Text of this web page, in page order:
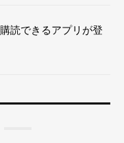
読できるアプリが登